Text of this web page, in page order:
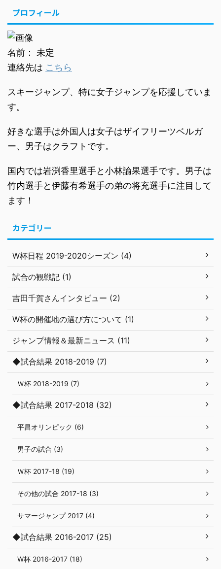
プロフィール
名前： 未定
連絡先は こちら
スキージャンプ、特に女子ジャンプを応援していま
す。
好きな選手は外国人は女子はザイフリーツベルガ
ー、男子はクラフトです。
国内では岩渕香里選手と小林諭果選手です。男子は
竹内選手と伊藤有希選手の弟の将充選手に注目して
ます！
カテゴリー
W杯日程 2019-2020シーズン (4)
試合の観戦記 (1)
吉田千賀さんインタビュー (2)
W杯の開催地の選び方について (1)
ジャンプ情報＆最新ニュース (11)
◆試合結果 2018-2019 (7)
Ｗ杯 2018-2019 (7)
◆試合結果 2017-2018 (32)
平昌オリンピック (6)
男子の試合 (3)
Ｗ杯 2017-18 (19)
その他の試合 2017-18 (3)
サマージャンプ 2017 (4)
◆試合結果 2016-2017 (25)
W杯 2016-2017 (18)